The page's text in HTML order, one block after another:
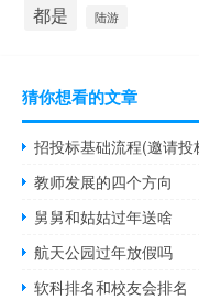
都是 陆游
猜你想看的文章
招投标基础流程(邀请
教师发展的四个方向
舅舅和姑姑过年送啥
航天公园过年放假吗
软科排名和校友会排名